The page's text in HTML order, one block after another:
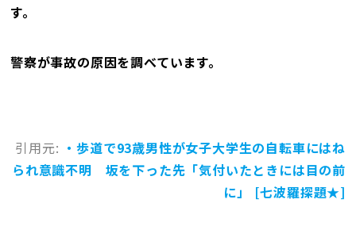
す。
警察が事故の原因を調べています。
引用元: ・歩道で93歳男性が女子大学生の自転車にはね
られ意識不明 坂を下った先「気付いたときには目の前
に」 [七波羅探題★]